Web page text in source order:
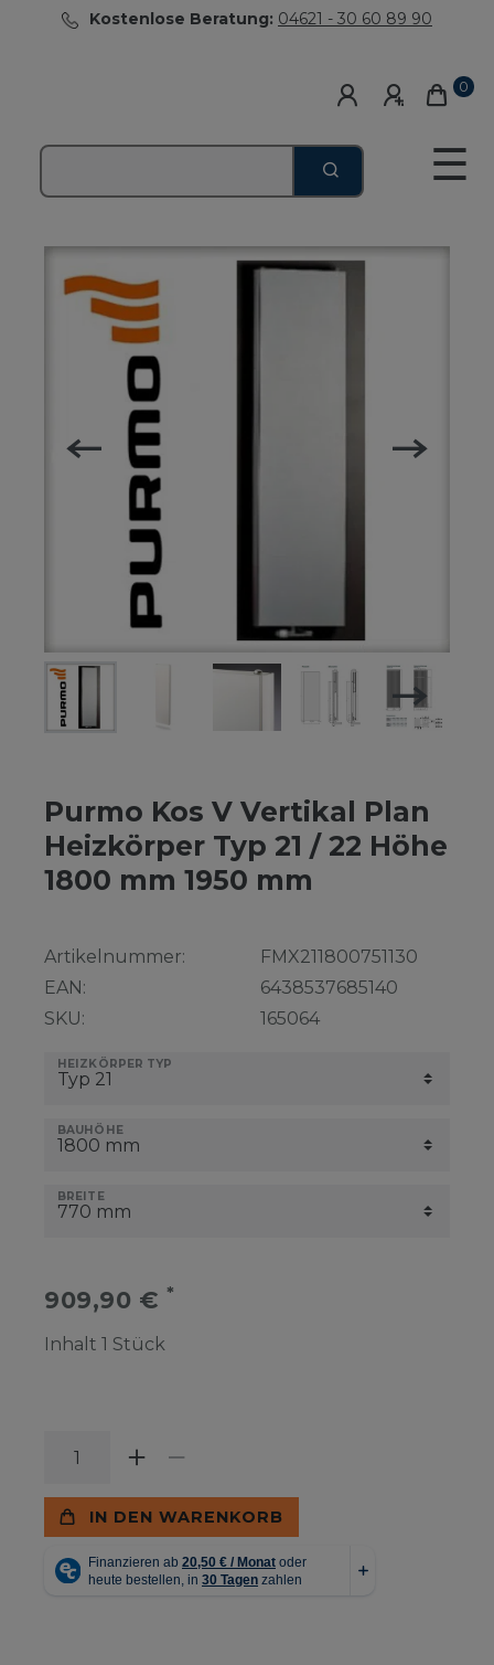
Kostenlose Beratung: 04621 - 30 60 89 90
0
☰
Purmo Kos V Vertikal Plan
Heizkörper Typ 21 / 22 Höhe
1800 mm 1950 mm
Artikelnummer:
EAN:
SKU:
FMX211800751130
6438537685140
165064
HEIZKÖRPER TYP
BAUHÖHE
BREITE
909,90 € *
Inhalt 1 Stück
IN DEN WARENKORB